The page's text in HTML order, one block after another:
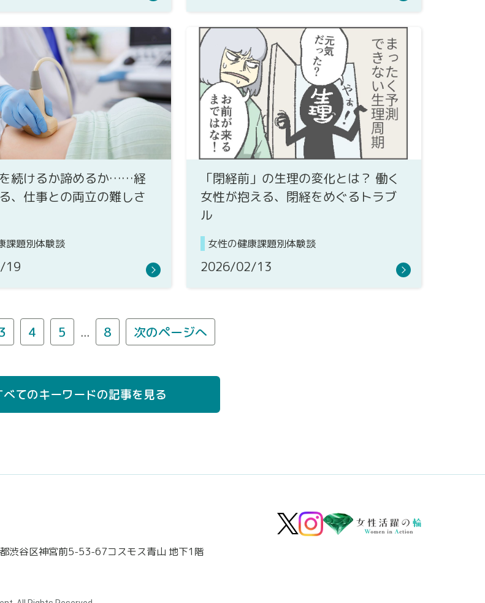
続けるか諦めるか……経
、仕事との両立の難しさ
課題別体験談
19
「閉経前」の生理の変化とは？ 働く
女性が抱える、閉経をめぐるトラブ
ル
女性の健康課題別体験談
2026/02/13
3 4 5 ... 8 次のページへ
べてのキーワードの記事を見る
渋谷区神宮前5-53-67コスモス青山 地下1階